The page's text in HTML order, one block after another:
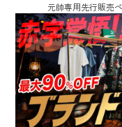
元帥専用先行販売